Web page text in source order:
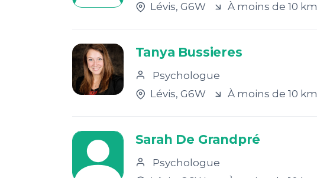
Lévis, G6W À moins de 10 km
Tanya Bussieres
Psychologue
Lévis, G6W À moins de 10 km
Sarah De Grandpré
Psychologue